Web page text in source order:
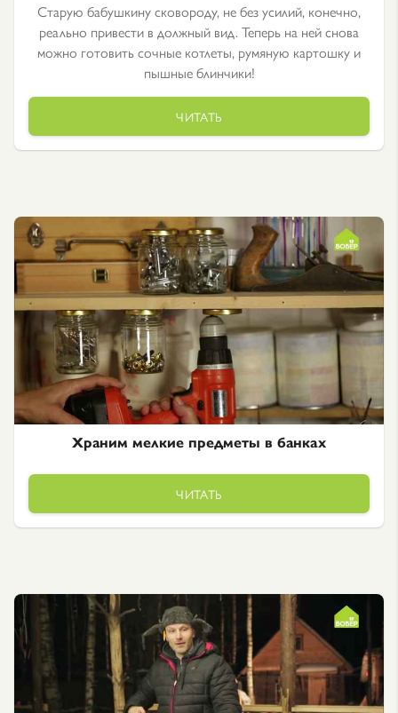
Старую бабушкину сковороду, не без усилий, конечно,
реально привести в должный вид. Теперь на ней снова
можно готовить сочные котлеты, румяную картошку и
пышные блинчики!
ЧИТАТЬ
Храним мелкие предметы в банках
ЧИТАТЬ